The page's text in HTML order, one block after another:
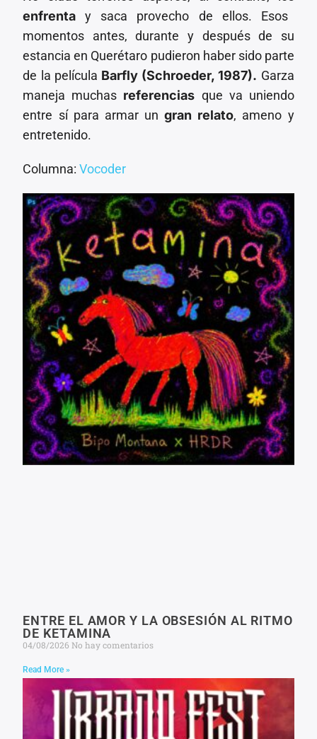
enfrenta y saca provecho de ellos. Esos
momentos antes, durante y después de su
estancia en Querétaro pudieron haber sido parte
de la película Barfly (Schroeder, 1987). Garza
maneja muchas referencias que va uniendo
entre sí para armar ungran relato, ameno y
entretenido.
Columna:Vocoder
ENTRE EL AMOR Y LA OBSESIÓN AL RITMO
DE KETAMINA
04/08/2026 No hay comentarios
Read More »